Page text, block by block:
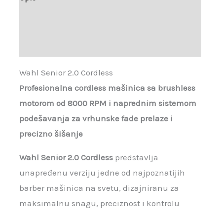
Wahl Senior 2.0 Cordless
Profesionalna cordless mašinica sa brushless
motorom od 8000 RPM i naprednim sistemom
podešavanja za vrhunske fade prelaze i
precizno šišanje
Wahl Senior 2.0 Cordless predstavlja
unapređenu verziju jedne od najpoznatijih
barber mašinica na svetu, dizajniranu za
maksimalnu snagu, preciznost i kontrolu